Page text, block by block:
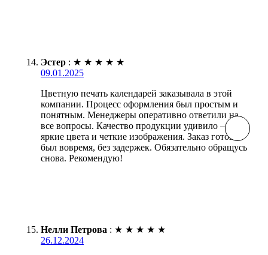
Эстер : ★ ★ ★ ★ ★
09.01.2025
Цветную печать календарей заказывала в этой
компании. Процесс оформления был простым и
понятным. Менеджеры оперативно ответили на
все вопросы. Качество продукции удивило —
яркие цвета и четкие изображения. Заказ готов
был вовремя, без задержек. Обязательно обращусь
снова. Рекомендую!
Нелли Петрова : ★ ★ ★ ★ ★
26.12.2024